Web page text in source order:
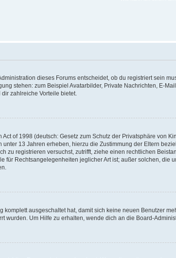
dieses Forums entscheidet, ob du registriert sein
stehen: zum Beispiel Avatarbilder, Private Nachrichten, E-
zahlreiche Vorteile bietet.
of 1998 (deutsch: Gesetz zum Schutz der Privatsphäre von
13 Jahren erheben, hierzu die Zustimmung der Eltern
zu registrieren versuchst, zutrifft, ziehe einen rechtlichen
für Rechtsangelegenheiten jeglicher Art ist; außer solchen, die
komplett ausgeschaltet hat, damit sich keine neuen Benutzer
wurden. Um Hilfe zu erhalten, wende dich an die Board-